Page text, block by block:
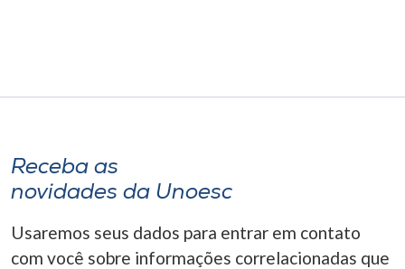
A-
Receba as
novidades da Unoesc
Usaremos seus dados para entrar em contato
com você sobre informações correlacionadas que